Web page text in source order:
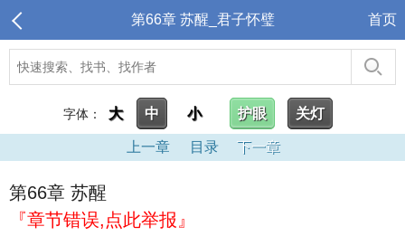
第66章 苏醒_君子怀璧 首页
字体： 大 中 小 护眼 关灯
上一章 目录 下一章
第66章 苏醒
『章节错误,点此举报』